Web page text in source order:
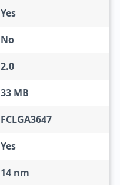
Yes
No
2.0
33 MB
FCLGA3647
Yes
14 nm